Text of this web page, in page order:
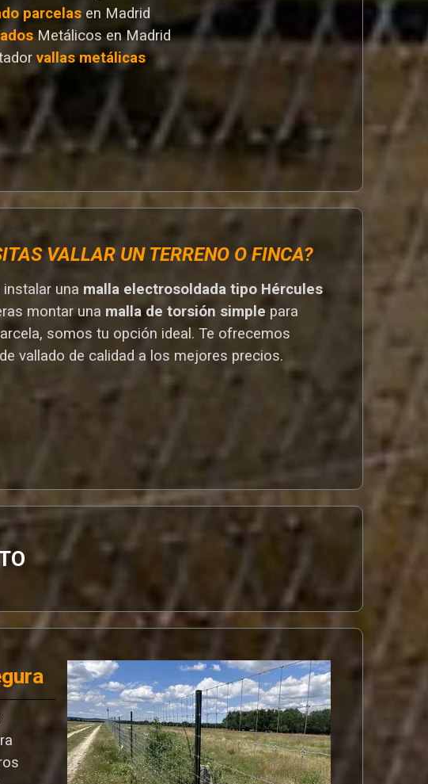
parcelas en Madrid
Metálicos en Madrid
vallas metálicas
VALLAR UN TERRENO O FINCA?
una malla electrosoldada tipo Hércules
montar una malla de torsión simple para
somos tu opción ideal. Te ofrecemos
vallado de calidad a los mejores precios.